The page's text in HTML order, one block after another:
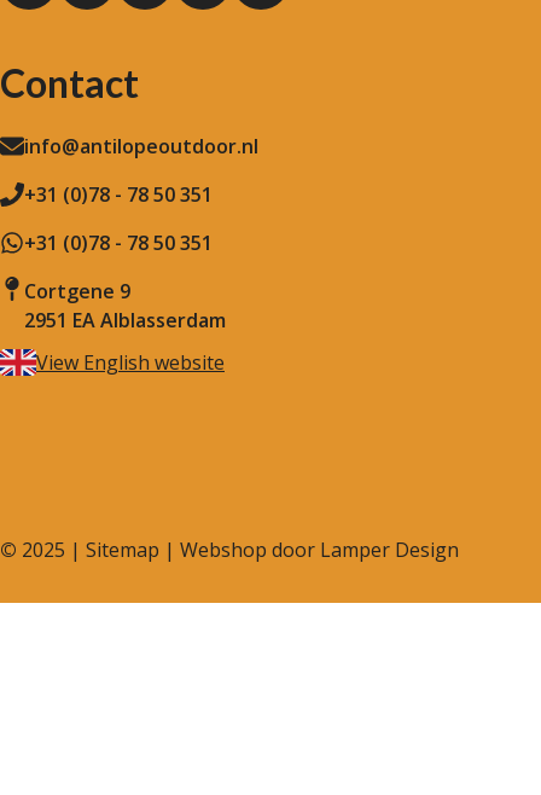
Contact
info@antilopeoutdoor.nl
+31 (0)78 - 78 50 351
+31 (0)78 - 78 50 351
Cortgene 9
2951 EA Alblasserdam
View English website
© 2025 | Sitemap | Webshop door Lamper Design